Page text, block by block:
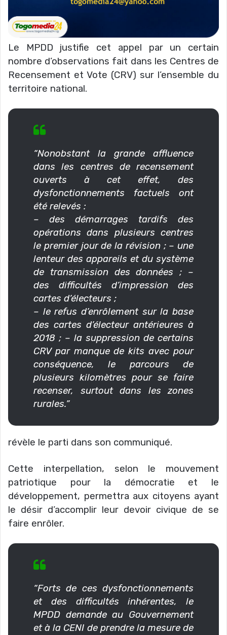
Le MPDD justifie cet appel par un certain
nombre d’observations fait dans les Centres de
Recensement et Vote (CRV) sur l’ensemble du
territoire national.
“Nonobstant la grande affluence
dans les centres de recensement
ouverts à cet effet, des
dysfonctionnements factuels ont
été relevés :
– des démarrages tardifs des
opérations dans plusieurs centres
le premier jour de la révision ; – une
lenteur des appareils et du système
de transmission des données ; –
des difficultés d’impression des
cartes d’électeurs ;
– le refus d’enrôlement sur la base
des cartes d’électeur antérieures à
2018 ; – la suppression de certains
CRV par manque de kits avec pour
conséquence, le parcours de
plusieurs kilomètres pour se faire
recenser, surtout dans les zones
rurales.”
révèle le parti dans son communiqué.
Cette interpellation, selon le mouvement
patriotique pour la démocratie et le
développement, permettra aux citoyens ayant
le désir d’accomplir leur devoir civique de se
faire enrôler.
“Forts de ces dysfonctionnements
et des difficultés inhérentes, le
MPDD demande au Gouvernement
et à la CENI de prendre la mesure de